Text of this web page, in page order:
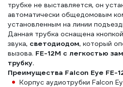
трубке не выставляется, он
автоматически общедомовым
установленным на линии
Данная трубка оснащена
звука, светодиодом, который
вызова. FE-12M с легкостью
трубку.
Преимущества Falcon Eye FE-
Корпус аудиотрубки Falcon